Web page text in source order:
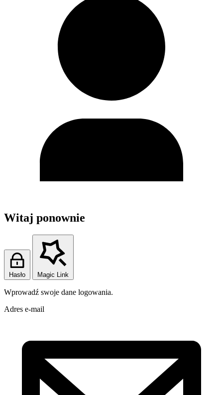
Witaj ponownie
Hasło Magic Link
Wprowadź swoje dane logowania.
Adres e-mail